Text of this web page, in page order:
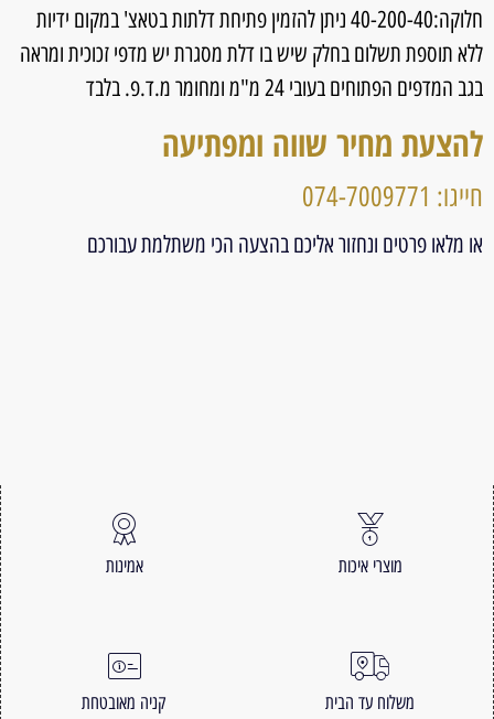
חלוקה:40-200-40 ניתן להזמין פתיחת דלתות בטאצ' במקום ידיות
ללא תוספת תשלום בחלק שיש בו דלת מסגרת יש מדפי זכוכית ומראה
בגב המדפים הפתוחים בעובי 24 מ"מ ומחומר מ.ד.פ. בלבד
להצעת מחיר שווה ומפתיעה
חייגו: 074-7009771
או מלאו פרטים ונחזור אליכם בהצעה הכי משתלמת עבורכם
מוצרי איכות אמינות
משלוח עד הבית קניה מאובטחת